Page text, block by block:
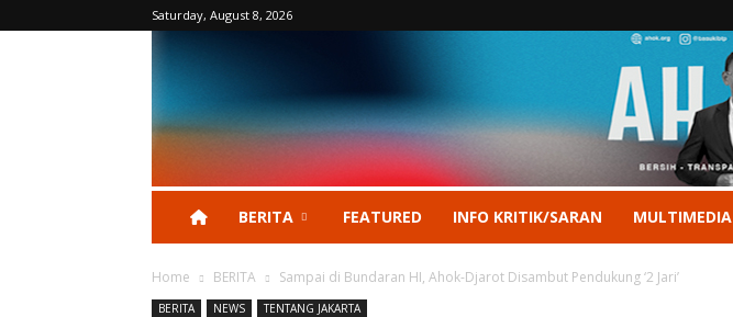
Saturday, August 8, 2026
BERITA FEATURED INFO KRITIK/SARAN MULTIMEDIA
Home BERITA Sampai di Bundaran HI, Ahok-Djarot Disambut Pendukung ‘2 Jari’
BERITA NEWS TENTANG JAKARTA